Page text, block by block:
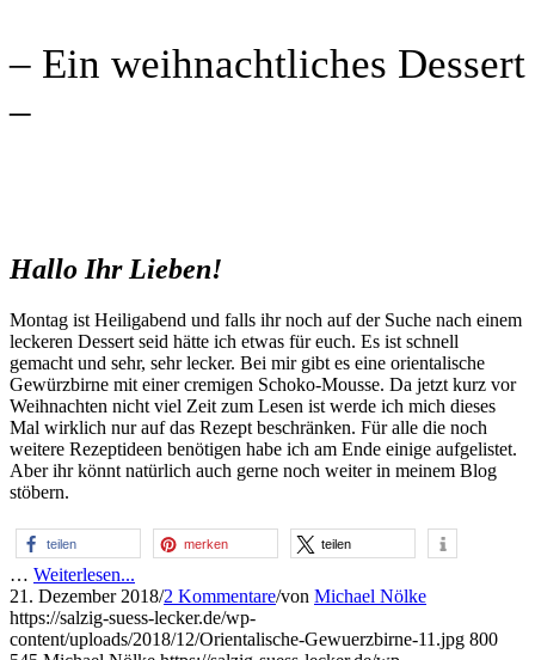
– Ein weihnachtliches Dessert
–
Hallo Ihr Lieben!
Montag ist Heiligabend und falls ihr noch auf der Suche nach einem
leckeren Dessert seid hätte ich etwas für euch. Es ist schnell
gemacht und sehr, sehr lecker. Bei mir gibt es eine orientalische
Gewürzbirne mit einer cremigen Schoko-Mousse. Da jetzt kurz vor
Weihnachten nicht viel Zeit zum Lesen ist werde ich mich dieses
Mal wirklich nur auf das Rezept beschränken. Für alle die noch
weitere Rezeptideen benötigen habe ich am Ende einige aufgelistet.
Aber ihr könnt natürlich auch gerne noch weiter in meinem Blog
stöbern.
teilen merken teilen
… Weiterlesen...
21. Dezember 2018/2 Kommentare/von Michael Nölke
https://salzig-suess-lecker.de/wp-
content/uploads/2018/12/Orientalische-Gewuerzbirne-11.jpg 800